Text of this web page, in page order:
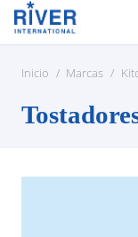
Inicio / Marcas /